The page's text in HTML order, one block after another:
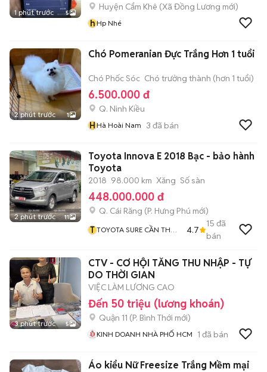
1 phút trước 5
Huyện Cẩm Khê (Xã Đồng Lương mới)
hHp Nhé
2 phút trước 1
Chó Pomeranian Đực Trắng Hơn 1 tuổi
Chó Phốc Sóc Chó trưởng thành (hơn 1 tuổi)
6.500.000 đ
Q. Ninh Kiều
HHà Hoài Nam 3 đã bán
2 phút trước 11
Toyota Innova E 2018 Bạc - bảo hành
Toyota
2018 98.000 km Xăng Số sàn
448.000.000 đ
Q. Cái Răng (P. Hưng Phú mới)
T TOYOTA SURE CẦN THƠ
4.7
15 đã
bán
3 phút trước 5
CTV - CƠ HỘI TĂNG THU NHẬP - TỰ
DO THỜI GIAN
VIỆC LÀM LƯƠNG CAO
Đến 50 triệu (lương khoán)
Quận 11 (P. Bình Thới mới)
KINH DOANH NHÀ PHỐ HCM 1 đã bán
Áo kiểu Nữ Freesize Trắng Mềm mại